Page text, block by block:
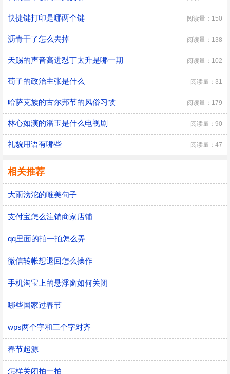
快捷键打印是哪两个键 阅读量：150
沥青干了怎么去掉 阅读量：138
天赐的声音高进怼丁太升是哪一期 阅读量：102
荀子的政治主张是什么 阅读量：31
哈萨克族的古尔邦节的风俗习惯 阅读量：179
林心如演的潘玉是什么电视剧 阅读量：90
礼貌用语有哪些 阅读量：47
相关推荐
大雨滂沱的唯美句子
支付宝怎么注销商家店铺
qq里面的拍一拍怎么弄
微信转帐想退回怎么操作
手机淘宝上的悬浮窗如何关闭
哪些国家过春节
wps两个字和三个字对齐
春节起源
怎样关闭拍一拍